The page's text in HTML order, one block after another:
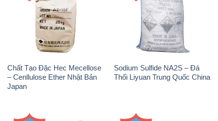
Chất Tạo Đặc Hec Mecellose
– Cenllulose Ether Nhật Bản
Japan
Sodium Sulfide NA2S – Đá
Thối Liyuan Trung Quốc China